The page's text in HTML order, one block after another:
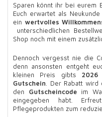
Sparen könnt ihr bei eurem
Euch erwartet als
ein wertvolles
unterschiedlichen
Shop noch mit einem
Dennoch vergesst nie die
denn ansonsten entgeht
kleinen Preis gibts 2026
Gutschein . Der Rabatt
den Gutscheincode im
eingegeben habt.
Pflegeprodukten zum